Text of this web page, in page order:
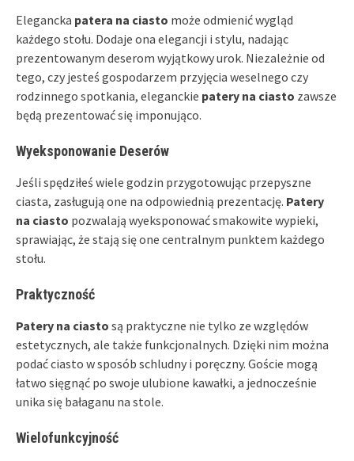
Elegancka patera na ciasto może odmienić wygląd
każdego stołu. Dodaje ona elegancji i stylu, nadając
prezentowanym deserom wyjątkowy urok. Niezależnie od
tego, czy jesteś gospodarzem przyjęcia weselnego czy
rodzinnego spotkania, eleganckie patery na ciasto zawsze
będą prezentować się imponująco.
Wyeksponowanie Deserów
Jeśli spędziłeś wiele godzin przygotowując przepyszne
ciasta, zasługują one na odpowiednią prezentację. Patery
na ciasto pozwalają wyeksponować smakowite wypieki,
sprawiając, że stają się one centralnym punktem każdego
stołu.
Praktyczność
Patery na ciasto są praktyczne nie tylko ze względów
estetycznych, ale także funkcjonalnych. Dzięki nim można
podać ciasto w sposób schludny i poręczny. Goście mogą
łatwo sięgnąć po swoje ulubione kawałki, a jednocześnie
unika się bałaganu na stole.
Wielofunkcyjność